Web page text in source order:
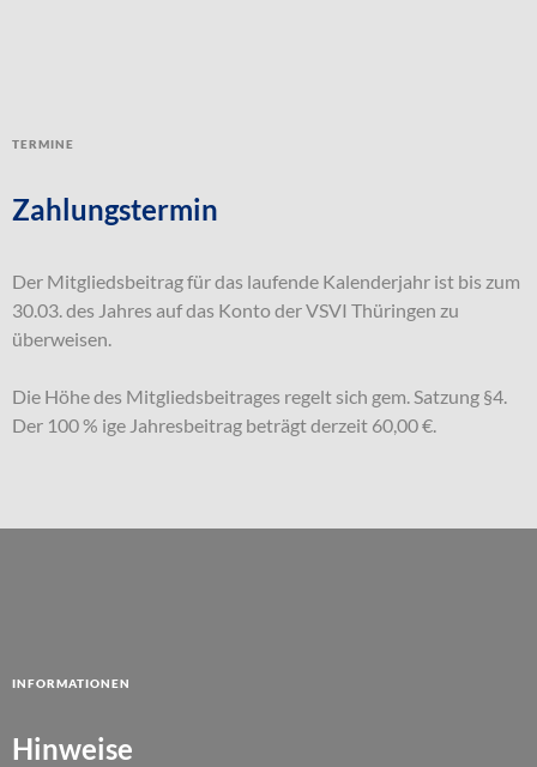
Termine
Zahlungstermin
Der Mitgliedsbeitrag für das laufende Kalenderjahr ist bis zum
30.03. des Jahres auf das Konto der VSVI Thüringen zu
überweisen.
Die Höhe des Mitgliedsbeitrages regelt sich gem. Satzung §4.
Der 100 % ige Jahresbeitrag beträgt derzeit 60,00 €.
Informationen
Hinweise